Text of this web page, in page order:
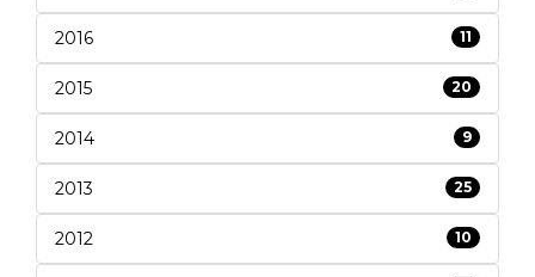
2016 11
2015 20
2014 9
2013 25
2012 10